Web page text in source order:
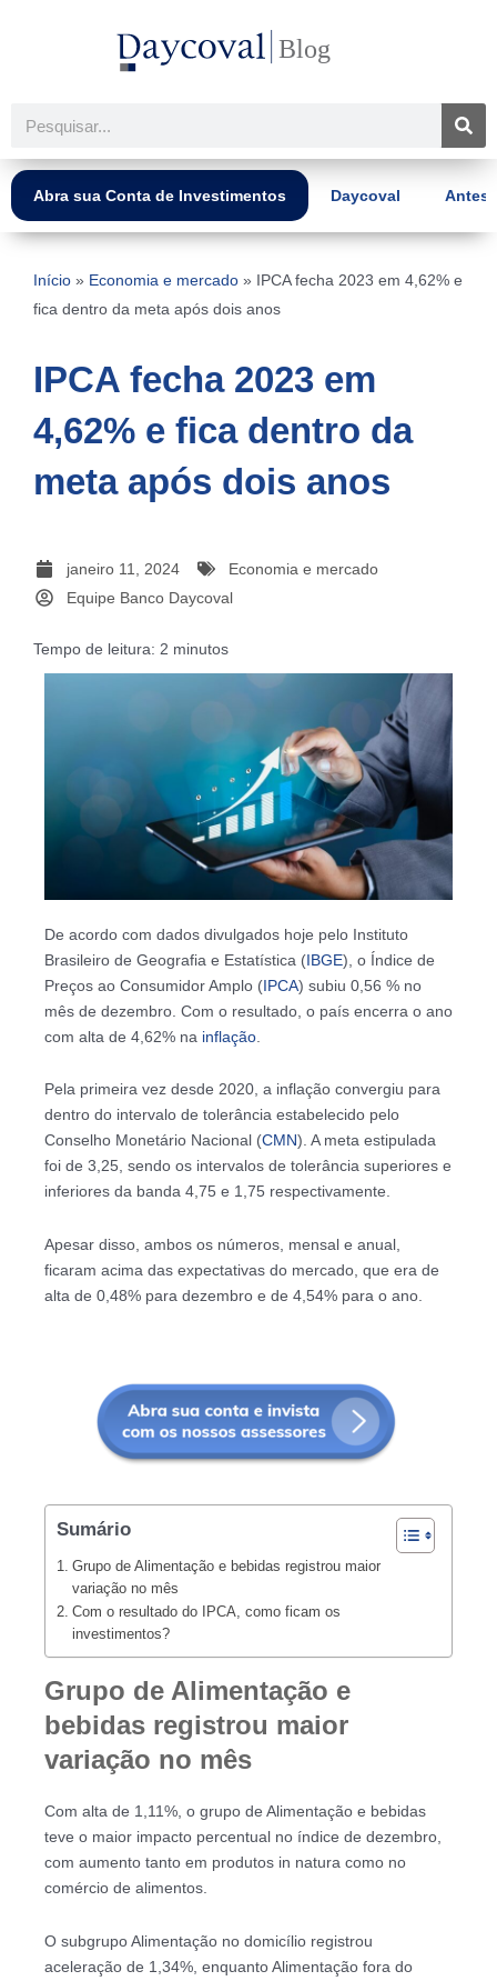
Pesquisar
Abra sua Conta de Investimentos Daycoval Antes
Início » Economia e mercado » IPCA fecha 2023 em 4,62% e
fica dentro da meta após dois anos
IPCA fecha 2023 em
4,62% e fica dentro da
meta após dois anos
janeiro 11, 2024
Economia e mercado
Equipe Banco Daycoval
Tempo de leitura: 2 minutos
De acordo com dados divulgados hoje pelo Instituto
Brasileiro de Geografia e Estatística (IBGE), o Índice de
Preços ao Consumidor Amplo (IPCA) subiu 0,56 % no
mês de dezembro. Com o resultado, o país encerra o ano
com alta de 4,62% na inflação
Pela primeira vez desde 2020, a inflação convergiu para
dentro do intervalo de tolerância estabelecido pelo
Conselho Monetário Nacional (CMN). A meta estipulada
foi de 3,25, sendo os intervalos de tolerância superiores e
inferiores da banda 4,75 e 1,75 respectivamente.
Apesar disso, ambos os números, mensal e anual,
ficaram acima das expectativas do mercado, que era de
alta de 0,48% para dezembro e de 4,54% para o ano.
Sumário
Grupo de Alimentação e bebidas registrou maior
variação no mês
Com o resultado do IPCA, como ficam os
investimentos?
Grupo de Alimentação e
bebidas registrou maior
variação no mês
Com alta de 1,11%, o grupo de Alimentação e bebidas
teve o maior impacto percentual no índice de dezembro,
com aumento tanto em produtos in natura como no
comércio de alimentos.
O subgrupo Alimentação no domicílio registrou
aceleração de 1,34%, enquanto Alimentação fora do